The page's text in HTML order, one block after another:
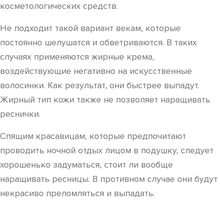
косметологических средств.
Не подходит такой вариант векам, которые
постоянно шелушатся и обветриваются. В таких
случаях применяются жирные крема,
воздействующие негативно на искусственные
волосинки. Как результат, они быстрее выпадут.
Жирный тип кожи также не позволяет наращивать
реснички.
Спящим красавицам, которые предпочитают
проводить ночной отдых лицом в подушку, следует
хорошенько задуматься, стоит ли вообще
наращивать ресницы. В противном случае они будут
некрасиво преломляться и выпадать.